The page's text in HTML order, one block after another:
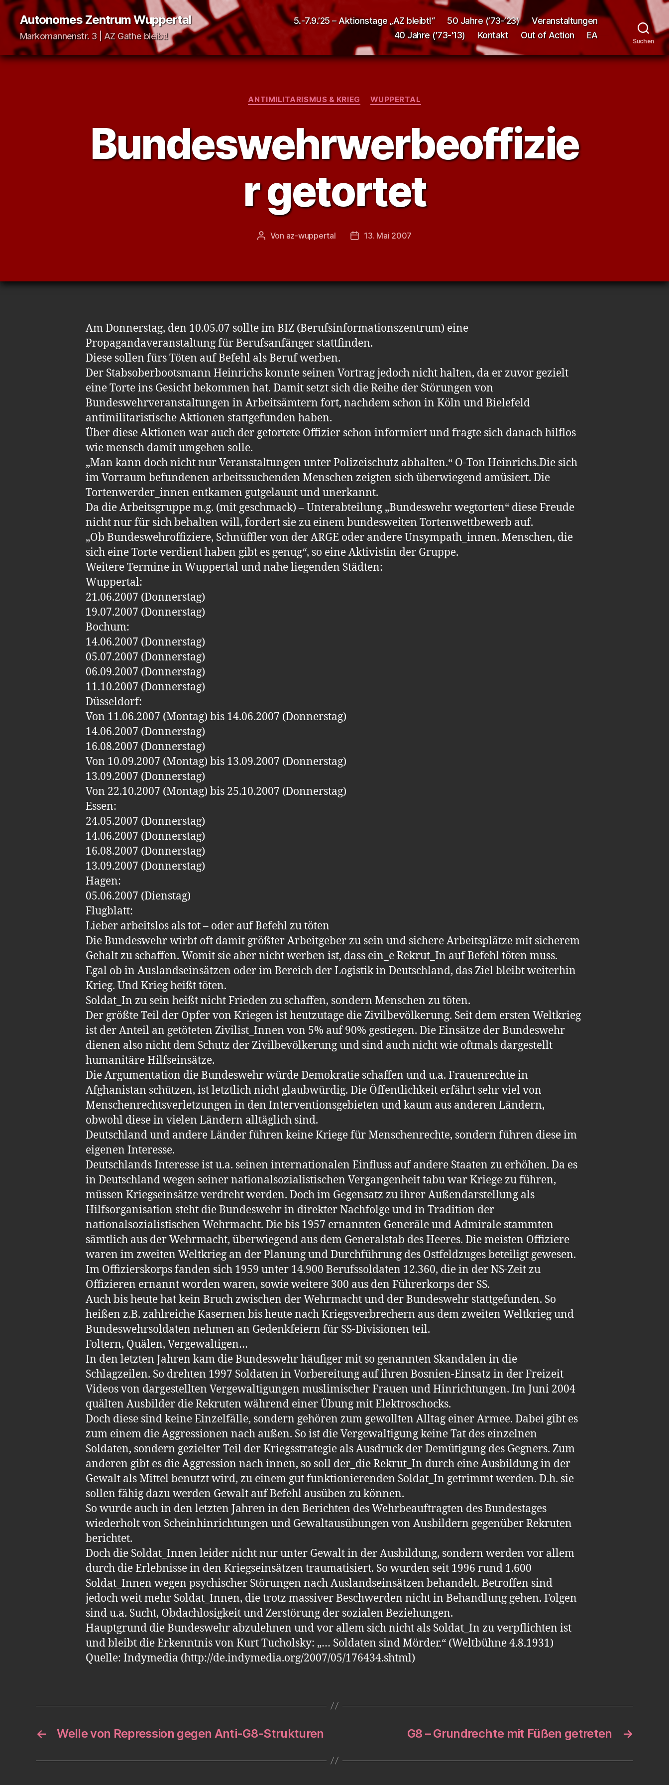
Autonomes Zentrum Wuppertal
Markomannenstr. 3 | AZ Gathe bleibt!
5.-7.9.’25 – Aktionstage „AZ bleibt!“ 50 Jahre (’73-’23)
Veranstaltungen
40 Jahre ('73-'13)
Kontakt Out of Action EA
Suchen
Kategorien
ANTIMILITARISMUS & KRIEG WUPPERTAL
Bundeswehrwerbeoffizie
r getortet
Beitragsautor
Von az-wuppertal Veröffentlichungsdatum
13. Mai 2007
Am Donnerstag, den 10.05.07 sollte im BIZ (Berufsinformationszentrum) eine
Propagandaveranstaltung für Berufsanfänger stattfinden.
Diese sollen fürs Töten auf Befehl als Beruf werben.
Der Stabsoberbootsmann Heinrichs konnte seinen Vortrag jedoch nicht halten, da er zuvor gezielt
eine Torte ins Gesicht bekommen hat. Damit setzt sich die Reihe der Störungen von
Bundeswehrveranstaltungen in Arbeitsämtern fort, nachdem schon in Köln und Bielefeld
antimilitaristische Aktionen stattgefunden haben.
Über diese Aktionen war auch der getortete Offizier schon informiert und fragte sich danach hilflos
wie mensch damit umgehen solle.
„Man kann doch nicht nur Veranstaltungen unter Polizeischutz abhalten.“ O-Ton Heinrichs.Die sich
im Vorraum befundenen arbeitssuchenden Menschen zeigten sich überwiegend amüsiert. Die
Tortenwerder_innen entkamen gutgelaunt und unerkannt.
Da die Arbeitsgruppe m.g. (mit geschmack) – Unterabteilung „Bundeswehr wegtorten“ diese Freude
nicht nur für sich behalten will, fordert sie zu einem bundesweiten Tortenwettbewerb auf.
„Ob Bundeswehroffiziere, Schnüffler von der ARGE oder andere Unsympath_innen. Menschen, die
sich eine Torte verdient haben gibt es genug“, so eine Aktivistin der Gruppe.
Weitere Termine in Wuppertal und nahe liegenden Städten:
Wuppertal:
21.06.2007 (Donnerstag)
19.07.2007 (Donnerstag)
Bochum:
14.06.2007 (Donnerstag)
05.07.2007 (Donnerstag)
06.09.2007 (Donnerstag)
11.10.2007 (Donnerstag)
Düsseldorf:
Von 11.06.2007 (Montag) bis 14.06.2007 (Donnerstag)
14.06.2007 (Donnerstag)
16.08.2007 (Donnerstag)
Von 10.09.2007 (Montag) bis 13.09.2007 (Donnerstag)
13.09.2007 (Donnerstag)
Von 22.10.2007 (Montag) bis 25.10.2007 (Donnerstag)
Essen:
24.05.2007 (Donnerstag)
14.06.2007 (Donnerstag)
16.08.2007 (Donnerstag)
13.09.2007 (Donnerstag)
Hagen:
05.06.2007 (Dienstag)
Flugblatt:
Lieber arbeitslos als tot – oder auf Befehl zu töten
Die Bundeswehr wirbt oft damit größter Arbeitgeber zu sein und sichere Arbeitsplätze mit sicherem
Gehalt zu schaffen. Womit sie aber nicht werben ist, dass ein_e Rekrut_In auf Befehl töten muss.
Egal ob in Auslandseinsätzen oder im Bereich der Logistik in Deutschland, das Ziel bleibt weiterhin
Krieg. Und Krieg heißt töten.
Soldat_In zu sein heißt nicht Frieden zu schaffen, sondern Menschen zu töten.
Der größte Teil der Opfer von Kriegen ist heutzutage die Zivilbevölkerung. Seit dem ersten Weltkrieg
ist der Anteil an getöteten Zivilist_Innen von 5% auf 90% gestiegen. Die Einsätze der Bundeswehr
dienen also nicht dem Schutz der Zivilbevölkerung und sind auch nicht wie oftmals dargestellt
humanitäre Hilfseinsätze.
Die Argumentation die Bundeswehr würde Demokratie schaffen und u.a. Frauenrechte in
Afghanistan schützen, ist letztlich nicht glaubwürdig. Die Öffentlichkeit erfährt sehr viel von
Menschenrechtsverletzungen in den Interventionsgebieten und kaum aus anderen Ländern,
obwohl diese in vielen Ländern alltäglich sind.
Deutschland und andere Länder führen keine Kriege für Menschenrechte, sondern führen diese im
eigenen Interesse.
Deutschlands Interesse ist u.a. seinen internationalen Einfluss auf andere Staaten zu erhöhen. Da es
in Deutschland wegen seiner nationalsozialistischen Vergangenheit tabu war Kriege zu führen,
müssen Kriegseinsätze verdreht werden. Doch im Gegensatz zu ihrer Außendarstellung als
Hilfsorganisation steht die Bundeswehr in direkter Nachfolge und in Tradition der
nationalsozialistischen Wehrmacht. Die bis 1957 ernannten Generäle und Admirale stammten
sämtlich aus der Wehrmacht, überwiegend aus dem Generalstab des Heeres. Die meisten Offiziere
waren im zweiten Weltkrieg an der Planung und Durchführung des Ostfeldzuges beteiligt gewesen.
Im Offizierskorps fanden sich 1959 unter 14.900 Berufssoldaten 12.360, die in der NS-Zeit zu
Offizieren ernannt worden waren, sowie weitere 300 aus den Führerkorps der SS.
Auch bis heute hat kein Bruch zwischen der Wehrmacht und der Bundeswehr stattgefunden. So
heißen z.B. zahlreiche Kasernen bis heute nach Kriegsverbrechern aus dem zweiten Weltkrieg und
Bundeswehrsoldaten nehmen an Gedenkfeiern für SS-Divisionen teil.
Foltern, Quälen, Vergewaltigen…
In den letzten Jahren kam die Bundeswehr häufiger mit so genannten Skandalen in die
Schlagzeilen. So drehten 1997 Soldaten in Vorbereitung auf ihren Bosnien-Einsatz in der Freizeit
Videos von dargestellten Vergewaltigungen muslimischer Frauen und Hinrichtungen. Im Juni 2004
quälten Ausbilder die Rekruten während einer Übung mit Elektroschocks.
Doch diese sind keine Einzelfälle, sondern gehören zum gewollten Alltag einer Armee. Dabei gibt es
zum einem die Aggressionen nach außen. So ist die Vergewaltigung keine Tat des einzelnen
Soldaten, sondern gezielter Teil der Kriegsstrategie als Ausdruck der Demütigung des Gegners. Zum
anderen gibt es die Aggression nach innen, so soll der_die Rekrut_In durch eine Ausbildung in der
Gewalt als Mittel benutzt wird, zu einem gut funktionierenden Soldat_In getrimmt werden. D.h. sie
sollen fähig dazu werden Gewalt auf Befehl ausüben zu können.
So wurde auch in den letzten Jahren in den Berichten des Wehrbeauftragten des Bundestages
wiederholt von Scheinhinrichtungen und Gewaltausübungen von Ausbildern gegenüber Rekruten
berichtet.
Doch die Soldat_Innen leider nicht nur unter Gewalt in der Ausbildung, sondern werden vor allem
durch die Erlebnisse in den Kriegseinsätzen traumatisiert. So wurden seit 1996 rund 1.600
Soldat_Innen wegen psychischer Störungen nach Auslandseinsätzen behandelt. Betroffen sind
jedoch weit mehr Soldat_Innen, die trotz massiver Beschwerden nicht in Behandlung gehen. Folgen
sind u.a. Sucht, Obdachlosigkeit und Zerstörung der sozialen Beziehungen.
Hauptgrund die Bundeswehr abzulehnen und vor allem sich nicht als Soldat_In zu verpflichten ist
und bleibt die Erkenntnis von Kurt Tucholsky: „… Soldaten sind Mörder.“ (Weltbühne 4.8.1931)
Quelle: Indymedia (http://de.indymedia.org/2007/05/176434.shtml)
← Welle von Repression gegen Anti-G8-Strukturen →
G8 – Grundrechte mit Füßen getreten